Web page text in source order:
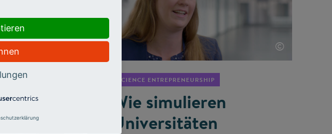
©
SCIENCE ENTREPRENEURSHIP
Wie simulieren
Universitäten